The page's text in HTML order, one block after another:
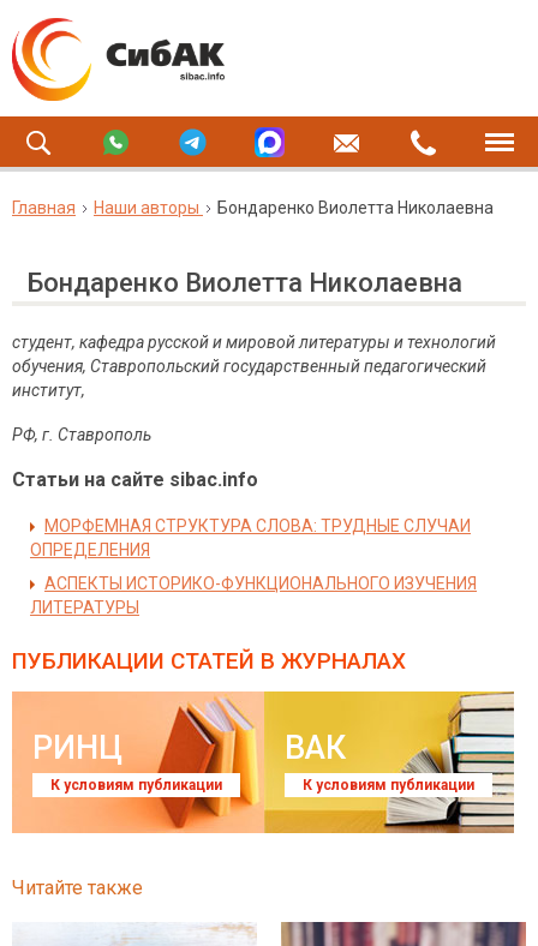
Главная Наши авторы Бондаренко Виолетта Николаевна
Бондаренко Виолетта Николаевна
студент, кафедра русской и мировой литературы и технологий
обучения, Ставропольский государственный педагогический
институт,
РФ, г. Ставрополь
Статьи на сайте sibac.info
МОРФЕМНАЯ СТРУКТУРА СЛОВА: ТРУДНЫЕ СЛУЧАИ
ОПРЕДЕЛЕНИЯ
АСПЕКТЫ ИСТОРИКО-ФУНКЦИОНАЛЬНОГО ИЗУЧЕНИЯ
ЛИТЕРАТУРЫ
ПУБЛИКАЦИИ СТАТЕЙ В ЖУРНАЛАХ
РИНЦ
К условиям публикации
ВАК
К условиям публикации
Читайте также